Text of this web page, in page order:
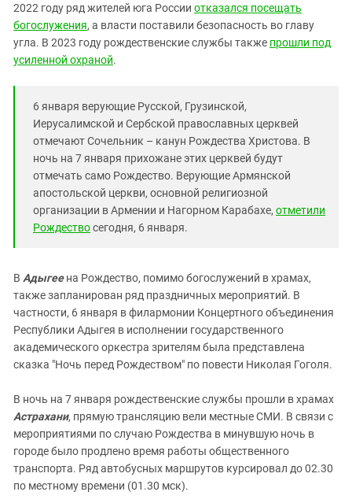
2022 году ряд жителей юга России отказался посещать
богослужения, а власти поставили безопасность во главу
угла. В 2023 году рождественские службы также прошли под
усиленной охраной.
6 января верующие Русской, Грузинской,
Иерусалимской и Сербской православных церквей
отмечают Сочельник – канун Рождества Христова. В
ночь на 7 января прихожане этих церквей будут
отмечать само Рождество. Верующие Армянской
апостольской церкви, основной религиозной
организации в Армении и Нагорном Карабахе, отметили
Рождествосегодня, 6 января.
В Адыгеена Рождество, помимо богослужений в храмах,
также запланирован ряд праздничных мероприятий. В
частности, 6 января в филармонии Концертного объединения
Республики Адыгея в исполнении государственного
академического оркестра зрителям была представлена
сказка "Ночь перед Рождеством" по повести Николая Гоголя.
В ночь на 7 января рождественские службы прошли в храмах
Астрахани, прямую трансляцию вели местные СМИ. В связи с
мероприятиями по случаю Рождества в минувшую ночь в
городе было продлено время работы общественного
транспорта. Ряд автобусных маршрутов курсировал до 02.30
по местному времени (01.30 мск).